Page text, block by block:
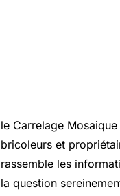
le Carrelage
bricoleurs et
rassemble les
la question